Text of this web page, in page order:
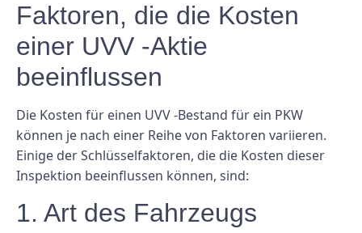
Faktoren, die die Kosten
einer UVV -Aktie
beeinflussen
Die Kosten für einen UVV -Bestand für ein PKW
können je nach einer Reihe von Faktoren variieren.
Einige der Schlüsselfaktoren, die die Kosten dieser
Inspektion beeinflussen können, sind:
1. Art des Fahrzeugs